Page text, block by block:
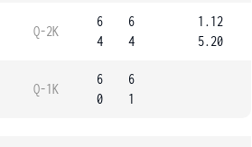
Q-2K
6
4
6
4
1.12
5.20
Q-1K
6
0
6
1